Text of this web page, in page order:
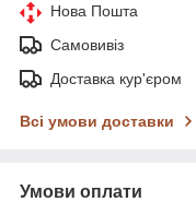
Нова Пошта
Самовивіз
Доставка кур'єром
Всі умови доставки
Умови оплати